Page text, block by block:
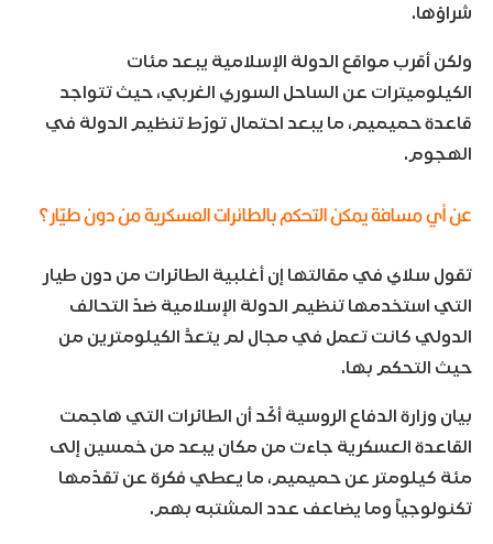
شراؤها.
ولكن أقرب مواقع الدولة الإسلامية يبعد مئات
الكيلوميترات عن الساحل السوري الغربي، حيث تتواجد
قاعدة حميميم، ما يبعد احتمال تورّط تنظيم الدولة في
الهجوم.
عن أي مسافة يمكن التحكم بالطائرات العسكرية من دون طيّار؟
تقول سلاي في مقالتها إن أغلبية الطائرات من دون طيار
التي استخدمها تنظيم الدولة الإسلامية ضدّ التحالف
الدولي كانت تعمل في مجال لم يتعدَّ الكيلومترين من
حيث التحكم بها.
بيان وزارة الدفاع الروسية أكّد أن الطائرات التي هاجمت
القاعدة العسكرية جاءت من مكان يبعد من خمسين إلى
مئة كيلومتر عن حميميم، ما يعطي فكرة عن تقدّمها
تكنولوجياً وما يضاعف عدد المشتبه بهم.